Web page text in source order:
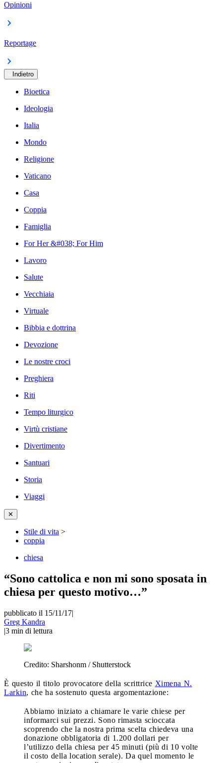
Opinioni
Reportage
Indietro
Bioetica
Ideologia
Italia
Mondo
Religione
Vaticano
Casa
Coppia
Famiglia
For Her &#038; For Him
Lavoro
Salute
Vecchiaia
Virtuale
Bibbia e dottrina
Devozione
Le nostre croci
Preghiera
Riti
Tempo liturgico
Virtù cristiane
Divertimento
Santuari
Storia
Viaggi
✕
Stile di vita >
coppia
chiesa
“Sono cattolica e non mi sono sposata in
chiesa per questo motivo…”
pubblicato il 15/11/17|
Greg Kandra
|3 min di lettura
Credito: Sharshonm / Shutterstock
È questo il titolo provocatore della scrittrice Ximena N.
Larkin, che ha sostenuto questa argomentazione:
Abbiamo iniziato a chiamare le varie chiese per
informarci sui prezzi. Sono rimasta scioccata
scoprendo che la nostra prima scelta chiedeva una
donazione obbligatoria di 1.200 dollari per
l’utilizzo della chiesa per 45 minuti (più di 10 volte
il costo della location serale). Da quel momento le